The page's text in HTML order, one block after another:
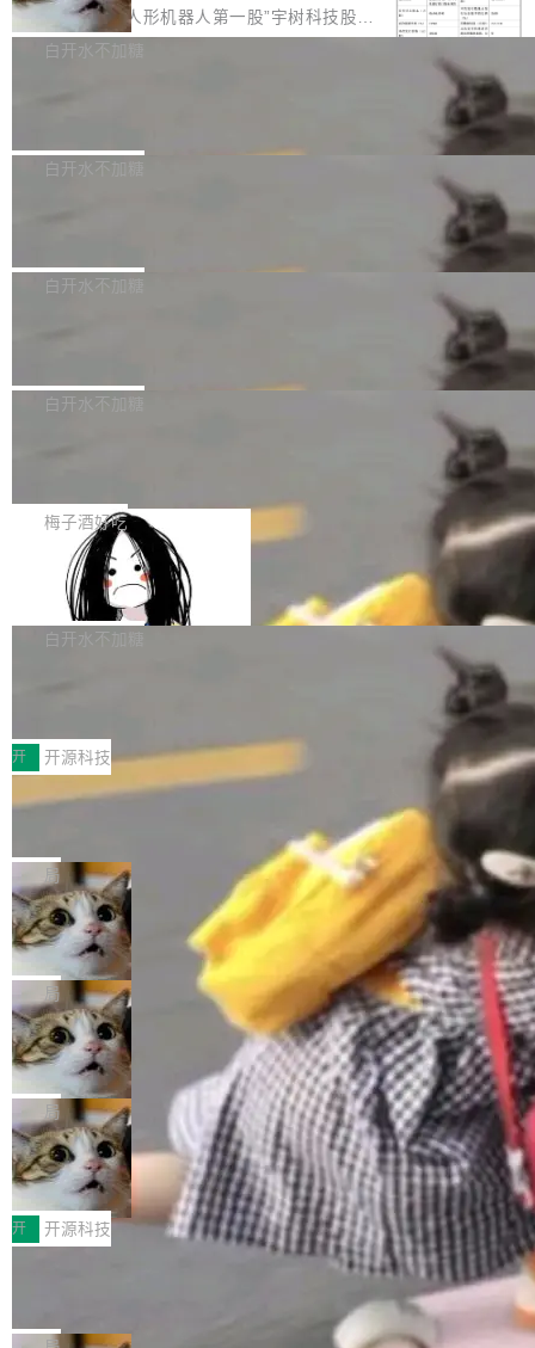
agent 有本质区别。大多数 agent harness 的设
计是基于早期模型的能力—...
细致的一份规则。 政策的核心只有一句话：LLM
可以用来分析、提炼、审阅、建议，但不能用来
不得生成涉及安全性的关键变更，除非作者本身
ek 获配 93.3 万股，锁定 36 个月
8月6日晚间，“人形机器人第一股”宇树科技股份
有限公司披露IPO发行价格及战略配售结果，杭
36个月。 公告显示，本次宇树科技战略配售对
员工参与设立的专项资产管理计划。其中，Dee
获配9...
白开水不加糖
Bug fixes and enhancements 修复多次传递同
一个回归问题，该问题导致拉取镜像时会拒绝包
题，该问题可能导致在旧版 Linux 内核...
白开水不加糖
e 孵化器项目管理委员会（IPMC）投票中获得
P）！这一里程碑不仅标志着 Fluss 迈入新的发
白开水不加糖
长期停止内容更新，未能实现其作为“AI版维基百
提交的编辑请求也长期处于待处理状态。 Groki
pedia 于去年底上线，定位为由人工智能生成内
容的百科平台，被马斯克视为传统众包百科网站
维基百科的替代方案。Lawfare 调查发现，无论
热门页面还是低关注度页面，均未出现近期更
白开水不加糖
是这样的：配 MessageSource 的 Bean、写 R
eloadableResourceBundleMessageSource、
声明 LocaleResolver、注册 LocaleChangeInt
erceptor…五六步之后才能看到第一行翻译文
本。 Solon 换了个方式。整个 i18n 模块围绕三
梅子酒好吃
Apache Doris 4.1 全面增强 Iceberg：
支持 UPDATE、MERGE INTO 与 Iceb
erg V3
Apache Doris 4.1 要补齐的，正是缺失的那一
半。在已有查询能力的基础上，Doris 进一步支
常维护操作，并完整支持 Iceberg V3 格式。
白开水不加糖
村国家自主创新示范区会议中心开幕。本届大会
由中关村智联软件服务业质量创新联盟主办，以
“智构可信·质创未来——AI原生时代的质量新范
式”为主题，直面AI从实验室走向规模化产业落地
的核心质量命题。会上，《2026智能研发生产力
工具选型手册》发布，Testin云测的Testin XAge
nt智能测试系统入选AI测试领域代表产品。对CI
O而言，这提示了一个转变：AI测试正在从效率
工具升级为企业的质量基础设施。 CIO面对的新
现实 过去两年，CIO们的焦虑清单上多了两项：
一是如何让大模型和智能体应用安全地从PoC走
向生产，二是如何让测试团队跟得上AI应用...
开 开源科技
让非法状态不可表示：一篇关于 ADT
有一种东西，一旦用过就回不去了。Alex Fedos
eev 管它叫"软件设计的基石"。 他说的东西不新
鲜——代数数据类型（ADT），尤其是和类型
（sum type）。但他说清楚了一件事：这不是类
型系统的学术体操，是日常编码的思维方式。 文
章从一个简单的例子切入。一个网站的深色主题
设置，如果用布尔值 + 可空字段来表示——bool
ean 表示是否可切换，nullable 的默认模式、浅
色方案、深色方案——会产生大量无意义的组
合。方案缺了、配置冲突了、全 null 了。要知道
哪些组合有效，作者说，你得靠"文档、校验、或
者部落知识"。 换个写法。Rust 的 enum，两个
变体：Switchable...
局
Cloudflare 开源内部企业 AI 平台 Clou
dflare OS
Cloudflare 发布了一个开源项目 Cloudflare O
S。如果你只看官方博客，你会觉得这是又一
个"AI 知识库 + 聊天机器人"——每个大厂都在
做，没什么新鲜的。 但 Kenton Varda 在 Twitte
r 上把事情说清楚了： 今天我们发布了 Cloudfla
re OS，一个带连接器的聊天机器人，跟其他所
有科技公司做的一样。只不过，实际上它不一
样。这是 Sandstorm.io 的重制版，我十年前的
那个创业公司。不同的是，这次它构建在 Cloudf
lare Workers 上——我花了九年时间搭建的平台
——并且深度集成了 AI。这基本上是我十年秘密
局
Deno 团队开源 Celld，可自托管的分
布式 Durable Objects
Ryan Dahl 领导的 Deno 团队推出了最新开源项
目 Celld，一个能在自己机器上运行 Cloudflare
Workers 和 Durable Objects 的守护进程。 设
计思路很直接：每个对象是一个独立的 SQLite
数据库，按名称寻址，复制到你自己的 S3 兼容
存储库里。节点之间只通过这个存储库协调——
没有控制平面，没有共识协议。每个对象自带一
个小型数据库，应用天然按分片构建，单个数据
库的竞争和爆炸半径问题在设计层面就被消除
了。 闲置的 cell 会休眠到几乎不占资源。当 cel
局
鲁大师7月新机性能/流畅/AI榜：vivo夺
性能、流畅双第一，三星Galaxy Z系列
新折叠缺席
2026年7月的手机市场，由于存储等硬件成本暴
增，手机厂商的日子也不好过啊，新机速度明显
放缓，因此硝烟味淡了许多。新机参数规格除开
Fold8 / Z Flip8）外，其余要么是中低端机器，
例如iQOO Z11i、REDMI Note 17、REDMI No
开 开源科技
Zed 编辑器团队发布了新项目——DeltaDB，一
个在 git commit 之间记录每一次编辑操作的版